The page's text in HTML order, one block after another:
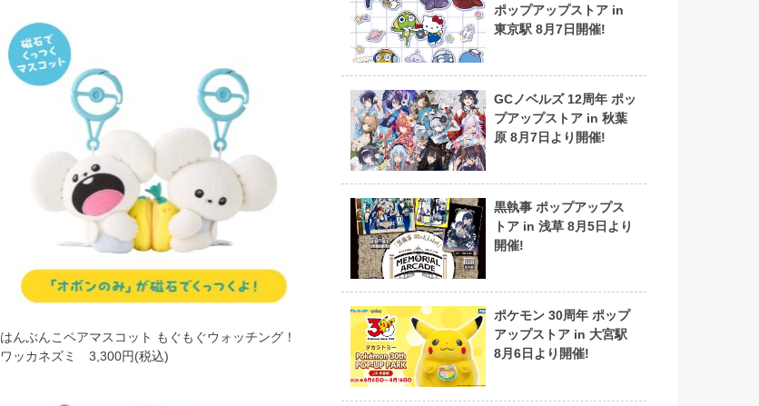
はんぶんこペアマスコット もぐもぐウォッチング！
ワッカネズミ 3,300円(税込)
ポップアップストア in
東京駅 8月7日開催!
GCノベルズ 12周年 ポッ
プアップストア in 秋葉
原 8月7日より開催!
黒執事 ポップアップス
トア in 浅草 8月5日より
開催!
ポケモン 30周年 ポップ
アップストア in 大宮駅
8月6日より開催!